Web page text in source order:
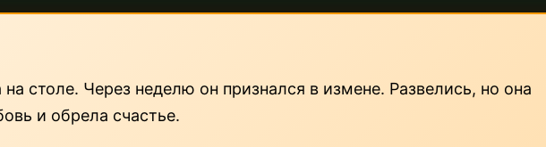
столе. Через неделю он признался в измене. Развелись, но она
и обрела счастье.